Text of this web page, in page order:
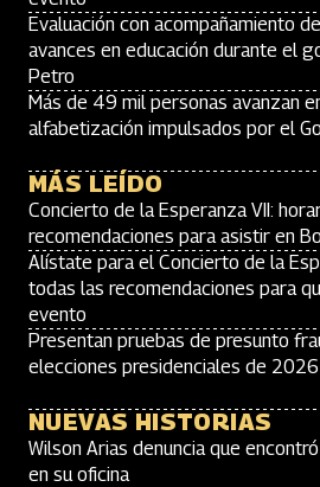
Evaluación con acompañamiento
avances en educación durante el
Petro
Más de 49 mil personas avanzan
alfabetización impulsados por el
MÁS LEÍDO
Concierto de la Esperanza VII:
recomendaciones para asistir en
Alístate para el Concierto de la
todas las recomendaciones para
evento
Presentan pruebas de presunto
elecciones presidenciales de 2026
NUEVAS HISTORIAS
Wilson Arias denuncia que
en su oficina